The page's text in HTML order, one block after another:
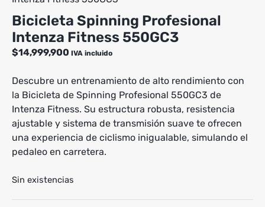
Bicicleta Spinning Profesional
Intenza Fitness 550GC3
$14,999,900 IVA incluido
Descubre un entrenamiento de alto rendimiento con
la Bicicleta de Spinning Profesional 550GC3 de
Intenza Fitness. Su estructura robusta, resistencia
ajustable y sistema de transmisión suave te ofrecen
una experiencia de ciclismo inigualable, simulando el
pedaleo en carretera.
Sin existencias